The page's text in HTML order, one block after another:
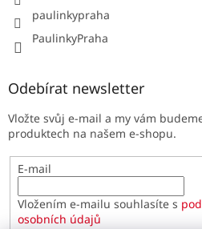
paulinkypraha
PaulinkyPraha
Odebírat newsletter
Vložte svůj e-mail a my vám
produktech na našem e-shopu.
E-mail
Vložením e-mailu souhlasíte s
osobních údajů